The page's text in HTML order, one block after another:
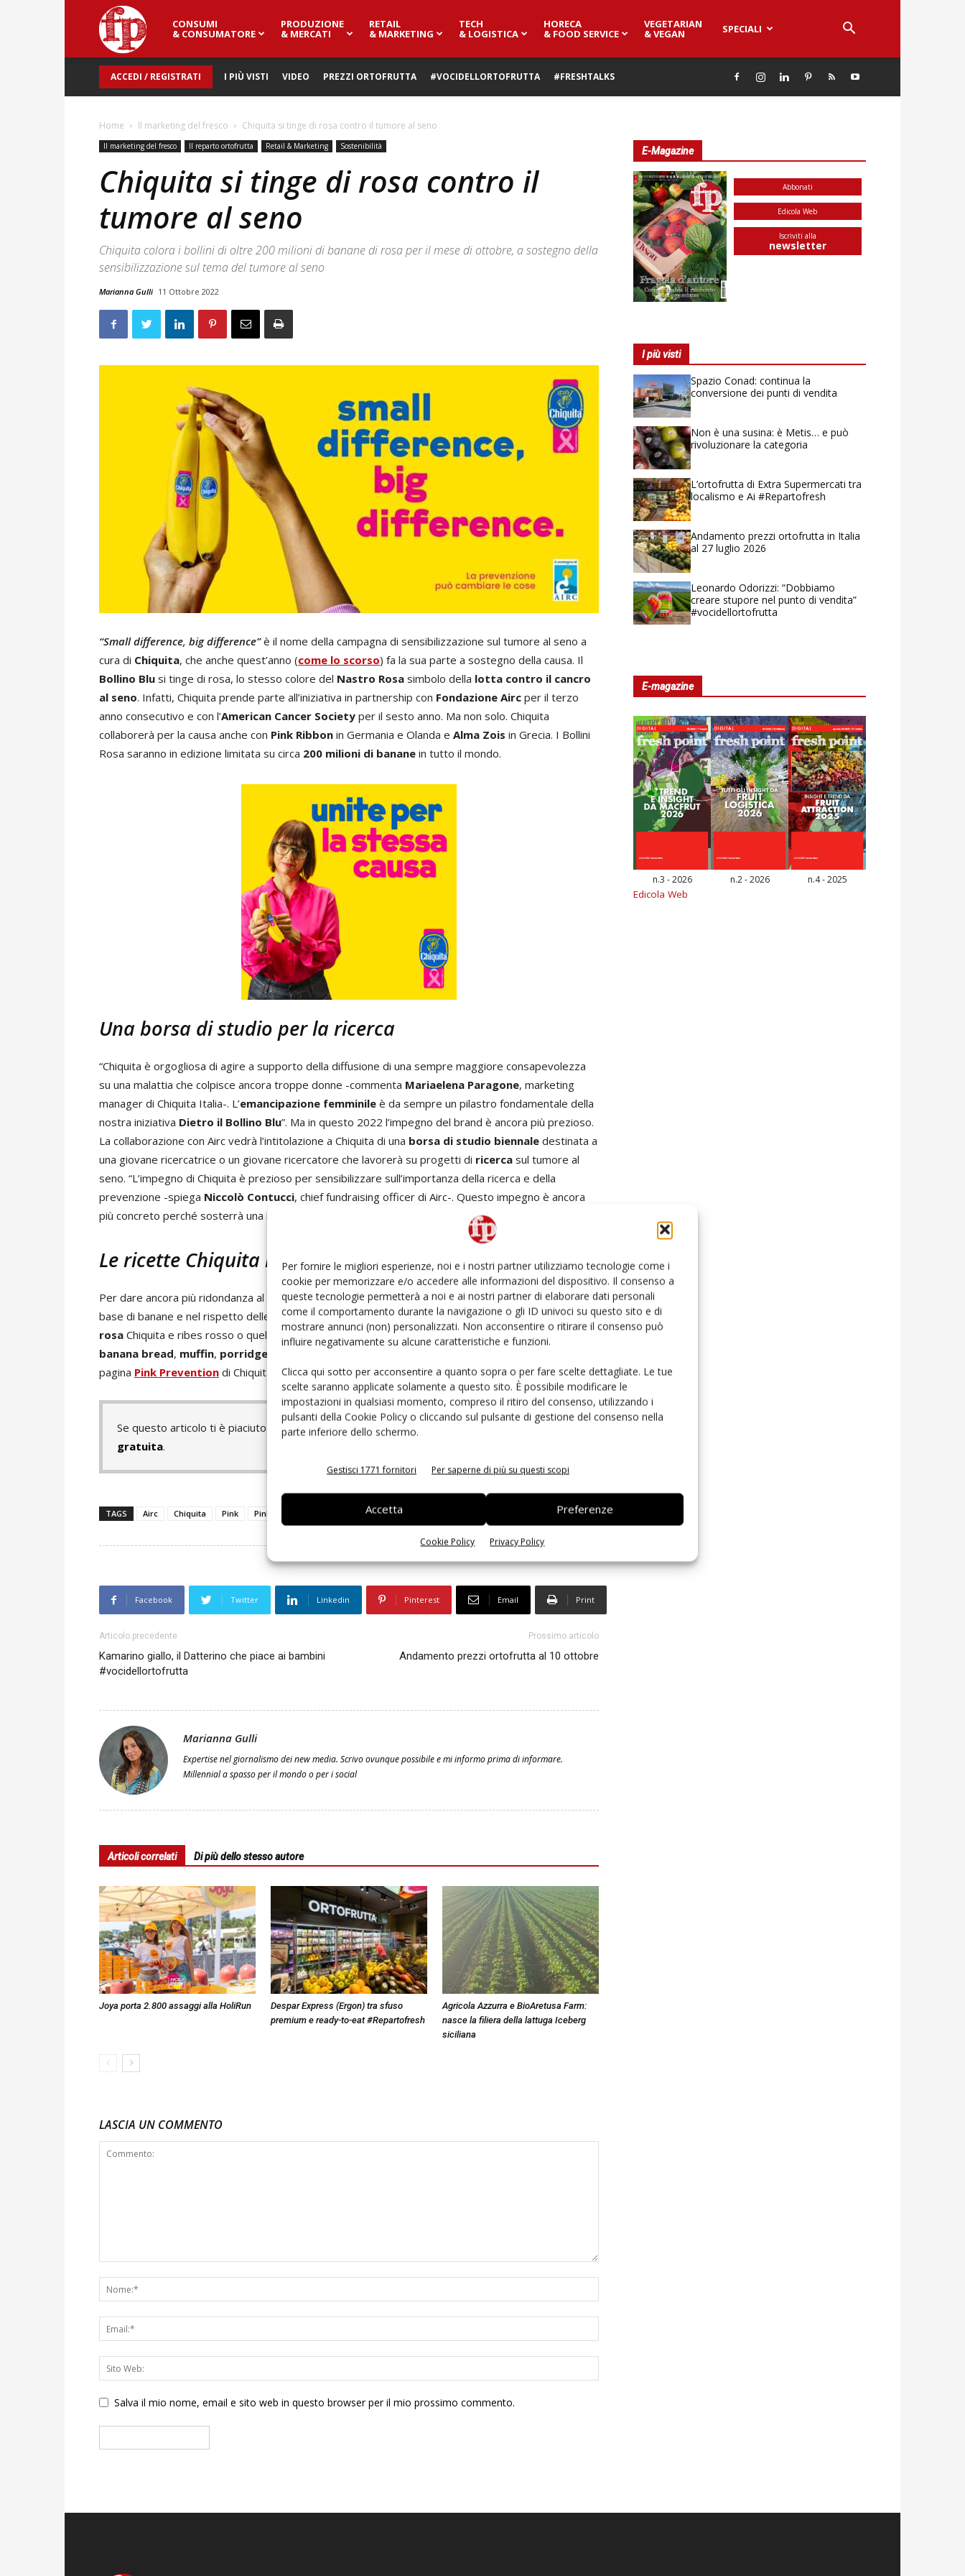
Per fornire le migliori esperienze, noi e i nostri partner utilizziamo tecnologie come i
cookie per memorizzare e/o accedere alle informazioni del dispositivo. Il consenso a
queste tecnologie permetterà a noi e ai nostri partner di elaborare dati personali
come il comportamento durante la navigazione o gli ID univoci su questo sito e di
mostrare annunci (non) personalizzati. Non acconsentire o ritirare il consenso può
influire negativamente su alcune caratteristiche e funzioni.
Clicca qui sotto per acconsentire a quanto sopra o per fare scelte dettagliate. Le tue
scelte saranno applicate solamente a questo sito. È possibile modificare le
impostazioni in qualsiasi momento, compreso il ritiro del consenso, utilizzando i
pulsanti della Cookie Policy o cliccando sul pulsante di gestione del consenso nella
parte inferiore dello schermo.
Gestisci 1771 fornitori Per saperne di più su questi scopi
Accetta Preferenze
Cookie Policy Privacy Policy
Fresh
Point
Magazine
CONSUMI
& CONSUMATORE
PRODUZIONE
& MERCATI
RETAIL
& MARKETING
TECH
& LOGISTICA
HORECA
& FOOD SERVICE
VEGETARIAN
& VEGAN SPECIALI
ACCEDI / REGISTRATI I PIÙ VISTI VIDEO PREZZI ORTOFRUTTA #VOCIDELLORTOFRUTTA #FRESHTALKS
Home Il marketing del fresco Chiquita si tinge di rosa contro il tumore al seno
Il marketing del fresco Il reparto ortofrutta Retail & Marketing Sostenibilità
Chiquita si tinge di rosa contro il
tumore al seno
Chiquita colora i bollini di oltre 200 milioni di banane di rosa per il mese di ottobre, a sostegno della
sensibilizzazione sul tema del tumore al seno
Marianna Gulli 11 Ottobre 2022
“Small difference, big difference”è il nome della campagna di sensibilizzazione sul tumore al seno a
cura di Chiquita, che anche quest’anno (come lo scorso) fa la sua parte a sostegno della causa. Il
Bollino Blu si tinge di rosa, lo stesso colore del Nastro Rosa simbolo della lotta contro il cancro
al seno. Infatti, Chiquita prende parte all’iniziativa in partnership con Fondazione Airc per il terzo
anno consecutivo e con l’American Cancer Society per il sesto anno. Ma non solo. Chiquita
collaborerà per la causa anche con Pink Ribbon in Germania e Olanda e Alma Zois in Grecia. I Bollini
Rosa saranno in edizione limitata su circa 200 milioni di banane in tutto il mondo.
Una borsa di studio per la ricerca
“Chiquita è orgogliosa di agire a supporto della diffusione di una sempre maggiore consapevolezza
su una malattia che colpisce ancora troppe donne -commenta Mariaelena Paragone, marketing
manager di Chiquita Italia-. L’emancipazione femminile è da sempre un pilastro fondamentale della
nostra iniziativa Dietro il Bollino Blu”. Ma in questo 2022 l’impegno del brand è ancora più prezioso.
La collaborazione con Airc vedrà l’intitolazione a Chiquita di una borsa di studio biennale destinata a
una giovane ricercatrice o un giovane ricercatore che lavorerà su progetti di ricerca sul tumore al
seno. “L’impegno di Chiquita è prezioso per sensibilizzare sull’importanza della ricerca e della
prevenzione -spiega Niccolò Contucci, chief fundraising officer di Airc-. Questo impegno è ancora
più concreto perché sosterrà una borsa di studio per la ricerca”.
Le ricette Chiquita rosa
Per dare ancora più ridondanza al progetto, Chiquita ha ideatosei ricette rosa, naturalmente a
base di banane e nel rispetto delle raccomandazioni nutrizionali fornite da Airc. Tra queste ilfrullato
rosa Chiquita e ribes rosso o quello con curcuma, zenzero e banane Chiquita congelate. Ma anche
banana bread, muffin, porridge
pagina Pink Prevention di Chiquita.
Se questo articolo ti è piaciuto e vuoi rimanere sempre informato
iscriviti alla newsletter
gratuita.
TAGS Airc Chiquita Pink Pink prevention tumore al seno
Facebook Twitter Linkedin Pinterest Email Print
Articolo precedente
Kamarino giallo, il Datterino che piace ai bambini
#vocidellortofrutta
Prossimo articolo
Andamento prezzi ortofrutta al 10 ottobre
Marianna Gulli
Expertise nel giornalismo dei new media. Scrivo ovunque possibile e mi informo prima di informare.
Millennial a spasso per il mondo o per i social
Articoli correlati Di più dello stesso autore
Joya porta 2.800 assaggi alla HoliRun
Despar Express (Ergon) tra sfuso
premium e ready-to-eat #Repartofresh
Agricola Azzurra e BioAretusa Farm:
nasce la filiera della lattuga Iceberg
siciliana
LASCIA UN COMMENTO
Salva il mio nome, email e sito web in questo browser per il mio prossimo commento.
E-Magazine
Abbonati
Edicola Web
Iscriviti alla
newsletter
I più visti
Spazio Conad: continua la
conversione dei punti di vendita
Non è una susina: è Metis… e può
rivoluzionare la categoria
L’ortofrutta di Extra Supermercati tra
localismo e Ai #Repartofresh
Andamento prezzi ortofrutta in Italia
al 27 luglio 2026
Leonardo Odorizzi: “Dobbiamo
creare stupore nel punto di vendita”
#vocidellortofrutta
E-magazine
n.3 - 2026 n.2 - 2026 n.4 - 2025
Edicola Web